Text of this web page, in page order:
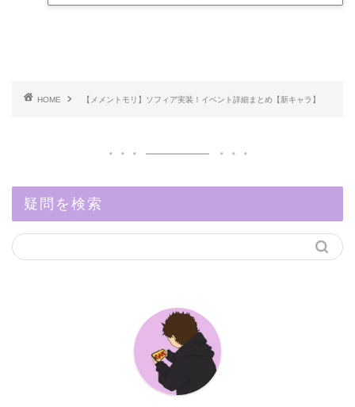
HOME 【メメントモリ】ソフィア実装！イベント詳細まとめ【新キャラ】
疑問を検索